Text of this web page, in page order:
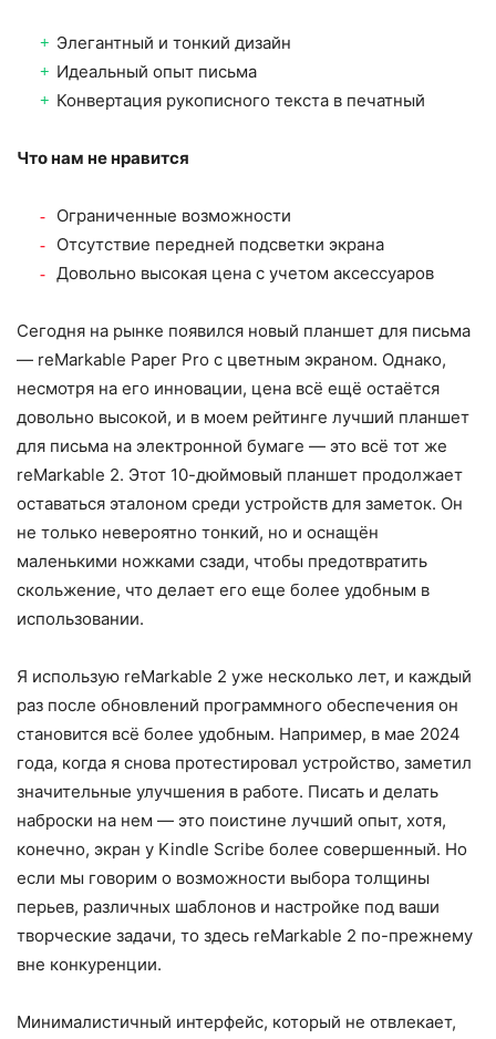
Элегантный и тонкий дизайн
Идеальный опыт письма
Конвертация рукописного текста в печатный
Что нам не нравится
Ограниченные возможности
Отсутствие передней подсветки экрана
Довольно высокая цена с учетом аксессуаров
Сегодня на рынке появился новый планшет для письма
— reMarkable Paper Pro с цветным экраном. Однако,
несмотря на его инновации, цена всё ещё остаётся
довольно высокой, и в моем рейтинге лучший планшет
для письма на электронной бумаге — это всё тот же
reMarkable 2. Этот 10-дюймовый планшет продолжает
оставаться эталоном среди устройств для заметок. Он
не только невероятно тонкий, но и оснащён
маленькими ножками сзади, чтобы предотвратить
скольжение, что делает его еще более удобным в
использовании.
Я использую reMarkable 2 уже несколько лет, и каждый
раз после обновлений программного обеспечения он
становится всё более удобным. Например, в мае 2024
года, когда я снова протестировал устройство, заметил
значительные улучшения в работе. Писать и делать
наброски на нем — это поистине лучший опыт, хотя,
конечно, экран у Kindle Scribe более совершенный. Но
если мы говорим о возможности выбора толщины
перьев, различных шаблонов и настройке под ваши
творческие задачи, то здесь reMarkable 2 по-прежнему
вне конкуренции.
Минималистичный интерфейс, который не отвлекает,